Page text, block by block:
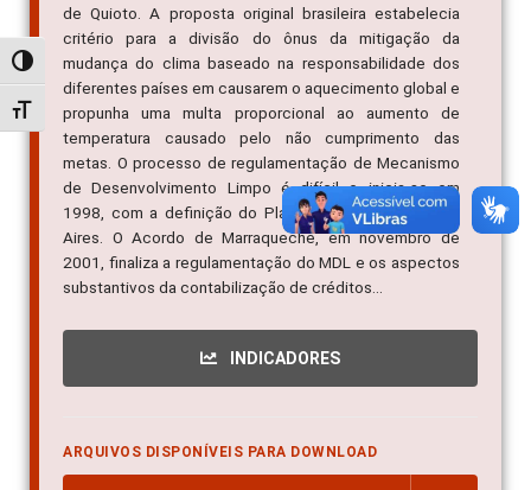
Alternar alto contraste
Alternar tamanho da fonte
de Quioto. A proposta original brasileira estabelecia
critério para a divisão do ônus da mitigação da
mudança do clima baseado na responsabilidade dos
diferentes países em causarem o aquecimento global e
propunha uma multa proporcional ao aumento de
temperatura causado pelo não cumprimento das
metas. O processo de regulamentação de Mecanismo
de Desenvolvimento Limpo é difícil e inicia-se em
1998, com a definição do Plano de Ação de Buenos
Aires. O Acordo de Marraqueche, em novembro de
2001, finaliza a regulamentação do MDL e os aspectos
substantivos da contabilização de créditos...
INDICADORES
ARQUIVOS DISPONÍVEIS PARA DOWNLOAD